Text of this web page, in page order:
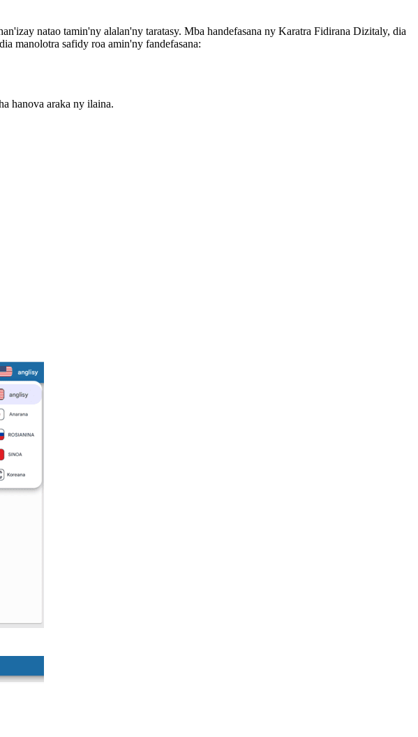
natao tamin'ny alalan'ny taratasy. Mba handefasana ny Karatra Fidirana Dizitaly, dia
manolotra safidy roa amin'ny fandefasana:
hanova araka ny ilaina.